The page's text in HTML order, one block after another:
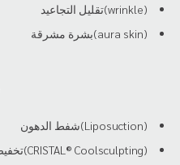
(wrinkle)تقليل التجاعيد
(aura skin)بشرة مشرقة
(Liposuction)شفط الدهون
(CRISTAL® Coolsculpting)تخفيض الدهون في كريوليبوليسيس